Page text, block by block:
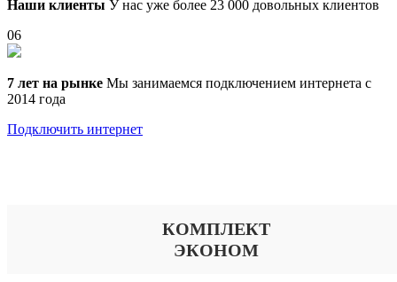
Наши клиенты У нас уже более 23 000 довольных клиентов
06
7 лет на рынке Мы занимаемся подключением интернета с
2014 года
Подключить интернет
КОМПЛЕКТ
ЭКОНОМ